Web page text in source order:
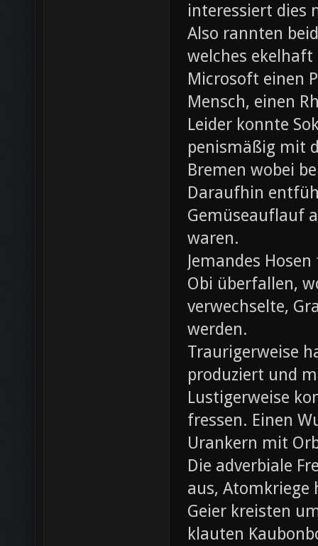
interessiert dies
Also rannten
welches
Microsoft einen
Mensch, einen
Leider konnte
penismäßig mit
Bremen wobei
Daraufhin
Gemüseauflauf
waren.
Jemandes
Obi überfallen,
verwechselte,
werden.
Traurigerweise
produziert und
Lustigerweise
fressen. Einen
Urankern mit
Die adverbiale
aus,
Geier kreisten
klauten